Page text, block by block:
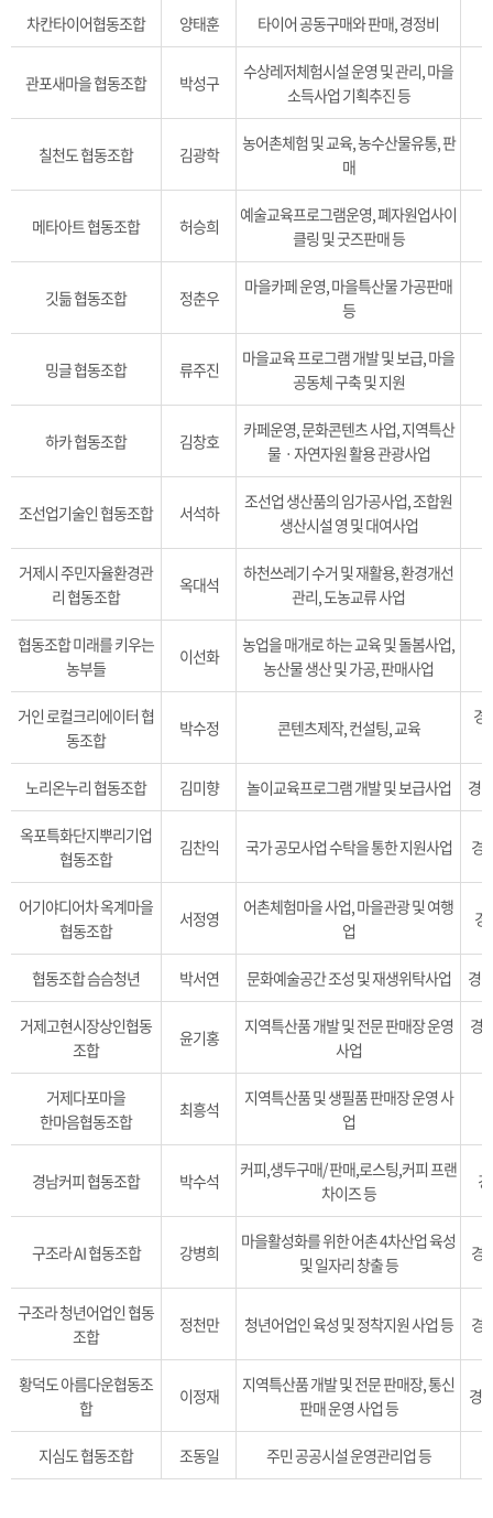
차칸타이어협동조합 양태훈 타이어 공동구매와 판매, 경정비
관포새마을 협동조합 박성구
수상레저체험시설 운영 및 관리, 마을
소득사업 기획추진 등
칠천도 협동조합 김광학
농어촌체험 및 교육, 농수산물유통, 판
매
메타아트 협동조합 허승희
예술교육프로그램운영, 폐자원업사이
클링 및 굿즈판매 등
깃듦 협동조합 정춘우
마을카페 운영, 마을특산물 가공판매
등
밍글 협동조합 류주진
마을교육 프로그램 개발 및 보급, 마을
공동체 구축 및 지원
하카 협동조합 김창호
카페운영, 문화콘텐츠 사업, 지역특산
물ㆍ자연자원 활용 관광사업
조선업기술인 협동조합 서석하
조선업 생산품의 임가공사업, 조합원
생산시설 영 및 대여사업
거제시 주민자율환경관
리 협동조합
옥대석
하천쓰레기 수거 및 재활용, 환경개선
관리, 도농교류 사업
협동조합 미래를 키우는
농부들
이선화
농업을 매개로 하는 교육 및 돌봄사업,
농산물 생산 및 가공, 판매사업
거인 로컬크리에이터 협
동조합
박수정 콘텐츠제작, 컨설팅, 교육
경
노리온누리 협동조합 김미향 놀이교육프로그램 개발 및 보급사업 경
옥포특화단지뿌리기업
협동조합
김찬익 국가 공모사업 수탁을 통한 지원사업 경
어기야디어차 옥계마을
협동조합
서정영
어촌체험마을 사업, 마을관광 및 여행
업
경
협동조합 슴슴청년 박서연 문화예술공간 조성 및 재생위탁사업 경
거제고현시장상인협동
조합
윤기홍
지역특산품 개발 및 전문 판매장 운영
사업
경
거제다포마을
한마음협동조합
최흥석
지역특산품 및 생필품 판매장 운영 사
업
경남커피 협동조합 박수석
커피,생두구매/ 판매,로스팅,커피 프랜
차이즈 등
구조라 AI 협동조합 강병희
마을활성화를 위한 어촌 4차산업 육성
및 일자리 창출 등
경
구조라 청년어업인 협동
조합
정천만 청년어업인 육성 및 정착지원 사업 등 경
황덕도 아름다운협동조
합
이정재
지역특산품 개발 및 전문 판매장, 통신
판매 운영 사업 등
경
지심도 협동조합 조동일 주민 공공시설 운영관리업 등